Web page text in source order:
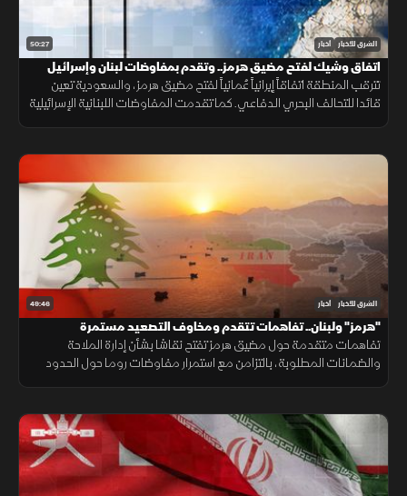
50:27 الشرق للأخبار أخبار
اتفاق وشيك لفتح مضيق هرمز.. وتقدم بمفاوضات لبنان وإسرائيل
تترقب المنطقة اتفاقاً إيرانياً عُمانياً لفتح مضيق هرمز، والسعودية تعين
قائدا للتحالف البحري الدفاعي. كما تقدمت المفاوضات اللبنانية الإسرائيلية
49:46 الشرق للأخبار أخبار
"هرمز" ولبنان.. تفاهمات تتقدم ومخاوف التصعيد مستمرة
تفاهمات متقدمة حول مضيق هرمز تفتح نقاشا بشأن إدارة الملاحة
والضمانات المطلوبة، بالتزامن مع استمرار مفاوضات روما حول الحدود